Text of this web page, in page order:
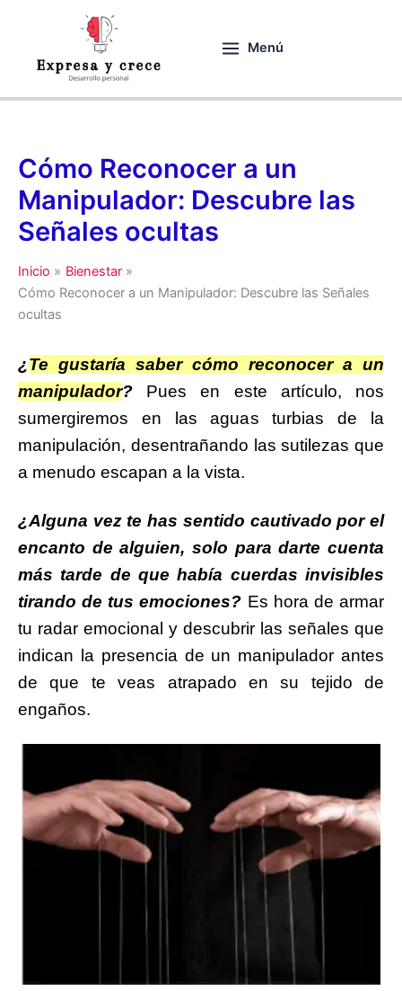
Menú
Cómo Reconocer a un
Manipulador: Descubre las
Señales ocultas
Inicio
Bienestar
Cómo Reconocer a un Manipulador: Descubre las Señales
ocultas
¿Te gustaría saber cómo reconocer a un
manipulador? Pues en este artículo, nos
sumergiremos en las aguas turbias de la
manipulación, desentrañando las sutilezas que
a menudo escapan a la vista.
¿Alguna vez te has sentido cautivado por el
encanto de alguien, solo para darte cuenta
más tarde de que había cuerdas invisibles
tirando de tus emociones? Es hora de armar
tu radar emocional y descubrir las señales que
indican la presencia de un manipulador antes
de que te veas atrapado en su tejido de
engaños.